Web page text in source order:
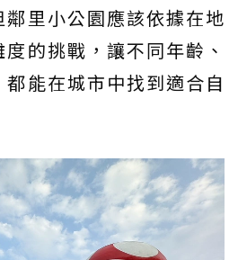
里小公園應該依據在地
的挑戰，讓不同年齡、
能在城市中找到適合自